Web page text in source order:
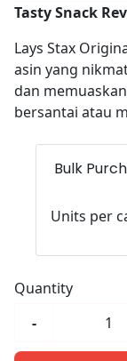
Tasty Snack
Lays Stax
asin yang
dan
bersantai atau
Bulk
Units per
Quantity
-